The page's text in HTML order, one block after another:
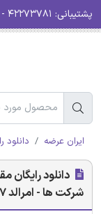
پشتیبانی:
ایران عرضه دانلود
دانلود رایگان
شرکت ها - امرالد 2017